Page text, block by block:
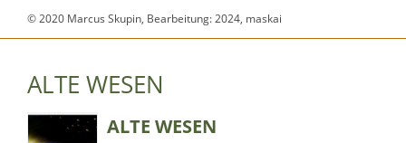
© 2020 Marcus Skupin, Bearbeitung: 2024, maskai
ALTE WESEN
ALTE WESEN